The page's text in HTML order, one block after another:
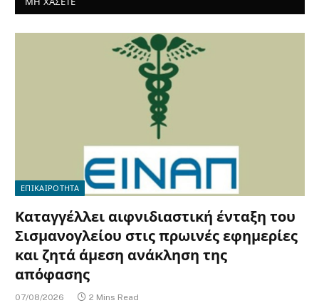
ΕΠΙΚΑΙΡΟΤΗΤΑ
Καταγγέλλει αιφνιδιαστική ένταξη του
Σισμανογλείου στις πρωινές εφημερίες
και ζητά άμεση ανάκληση της
απόφασης
07/08/2026 2 Mins Read